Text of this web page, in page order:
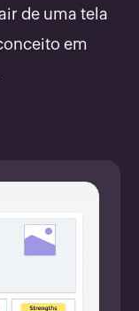
de uma tela
em